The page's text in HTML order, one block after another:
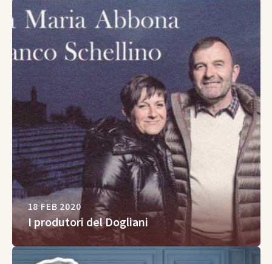
18 FEB 2020
I produtori del Dogliani